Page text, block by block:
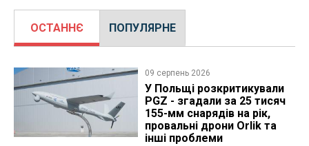
ОСТАННЄ ПОПУЛЯРНЕ
09 серпень 2026
У Польщі розкритикували
PGZ - згадали за 25 тисяч
155-мм снарядів на рік,
провальні дрони Orlik та
інші проблеми